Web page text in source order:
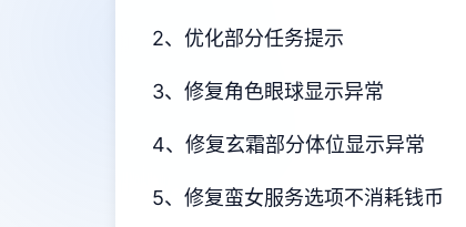
2、优化部分任务提示
3、修复角色眼球显示异常
4、修复玄霜部分体位显示异常
5、修复蛮女服务选项不消耗钱币